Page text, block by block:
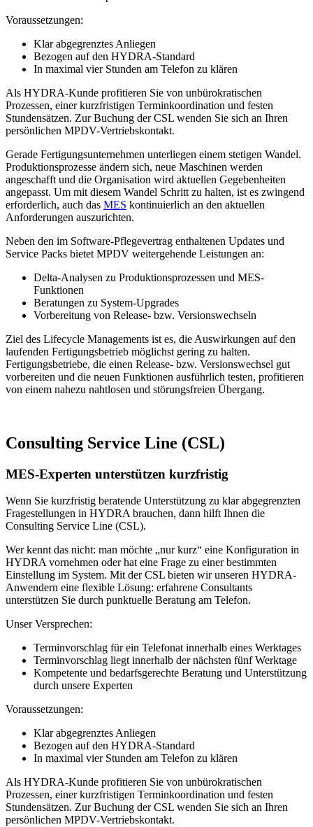
Voraussetzungen:
Klar abgegrenztes Anliegen
Bezogen auf den HYDRA-Standard
In maximal vier Stunden am Telefon zu klären
Als HYDRA-Kunde profitieren Sie von unbürokratischen
Prozessen, einer kurzfristigen Terminkoordination und festen
Stundensätzen. Zur Buchung der CSL wenden Sie sich an Ihren
persönlichen MPDV-Vertriebskontakt.
Gerade Fertigungsunternehmen unterliegen einem stetigen Wandel.
Produktionsprozesse ändern sich, neue Maschinen werden
angeschafft und die Organisation wird aktuellen Gegebenheiten
angepasst. Um mit diesem Wandel Schritt zu halten, ist es zwingend
erforderlich, auch das MES kontinuierlich an den aktuellen
Anforderungen auszurichten.
Neben den im Software-Pflegevertrag enthaltenen Updates und
Service Packs bietet MPDV weitergehende Leistungen an:
Delta-Analysen zu Produktionsprozessen und MES-
Funktionen
Beratungen zu System-Upgrades
Vorbereitung von Release- bzw. Versionswechseln
Ziel des Lifecycle Managements ist es, die Auswirkungen auf den
laufenden Fertigungsbetrieb möglichst gering zu halten.
Fertigungsbetriebe, die einen Release- bzw. Versionswechsel gut
vorbereiten und die neuen Funktionen ausführlich testen, profitieren
von einem nahezu nahtlosen und störungsfreien Übergang.
Consulting Service Line (CSL)
MES-Experten unterstützen kurzfristig
Wenn Sie kurzfristig beratende Unterstützung zu klar abgegrenzten
Fragestellungen in HYDRA brauchen, dann hilft Ihnen die
Consulting Service Line (CSL).
Wer kennt das nicht: man möchte „nur kurz“ eine Konfiguration in
HYDRA vornehmen oder hat eine Frage zu einer bestimmten
Einstellung im System. Mit der CSL bieten wir unseren HYDRA-
Anwendern eine flexible Lösung: erfahrene Consultants
unterstützen Sie durch punktuelle Beratung am Telefon.
Unser Versprechen:
Terminvorschlag für ein Telefonat innerhalb eines Werktages
Terminvorschlag liegt innerhalb der nächsten fünf Werktage
Kompetente und bedarfsgerechte Beratung und Unterstützung
durch unsere Experten
Voraussetzungen:
Klar abgegrenztes Anliegen
Bezogen auf den HYDRA-Standard
In maximal vier Stunden am Telefon zu klären
Als HYDRA-Kunde profitieren Sie von unbürokratischen
Prozessen, einer kurzfristigen Terminkoordination und festen
Stundensätzen. Zur Buchung der CSL wenden Sie sich an Ihren
persönlichen MPDV-Vertriebskontakt.